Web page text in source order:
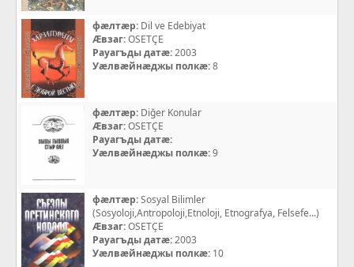
фæлтæр: Dil ve Edebiyat
Æвзаг:OSETÇE
Рауагъды датæ:2003
Уæлвæйнæджы полкæ:8
фæлтæр: Diğer Konular
Æвзаг:OSETÇE
Рауагъды датæ:
Уæлвæйнæджы полкæ:9
фæлтæр:Sosyal Bilimler
(Sosyoloji,Antropoloji,Etnoloji, Etnografya, Felsefe...)
Æвзаг:OSETÇE
Рауагъды датæ:2003
Уæлвæйнæджы полкæ: 10